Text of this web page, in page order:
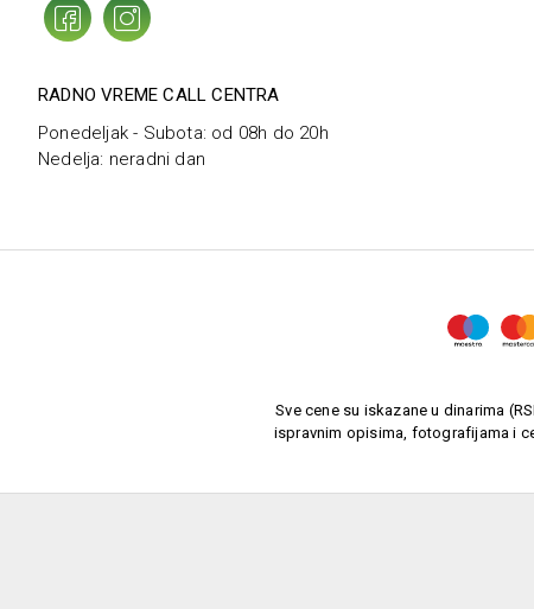
RADNO VREME CALL CENTRA
Ponedeljak - Subota: od 08h do 20h
Nedelja: neradni dan
Sve cene su iskazane u dinarima
ispravnim opisima, fotografijama i